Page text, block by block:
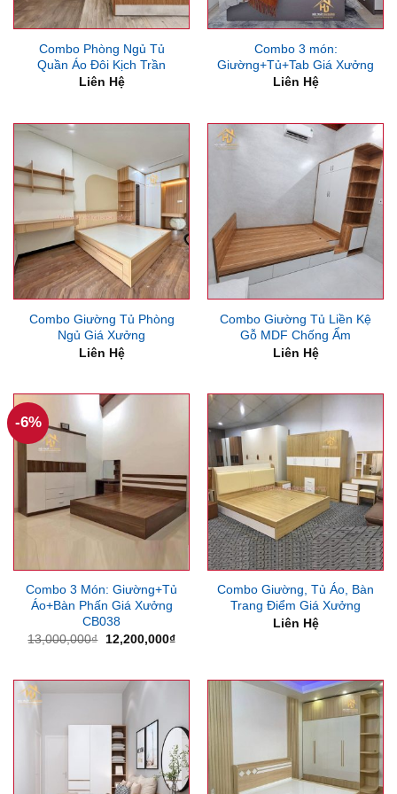
Combo Phòng Ngủ Tủ
Quần Áo Đôi Kịch Trần
Liên Hệ
Combo 3 món:
Giường+Tủ+Tab Giá Xưởng
Liên Hệ
Combo Giường Tủ Phòng
Ngủ Giá Xưởng
Liên Hệ
Combo Giường Tủ Liền Kệ
Gỗ MDF Chống Ẩm
Liên Hệ
-6%
Combo 3 Món: Giường+Tủ
Áo+Bàn Phấn Giá Xưởng
CB038
13,000,000₫
Giá
12,200,000₫Giá
12,200,000₫.
Combo Giường, Tủ Áo, Bàn
Trang Điểm Giá Xưởng
Liên Hệ